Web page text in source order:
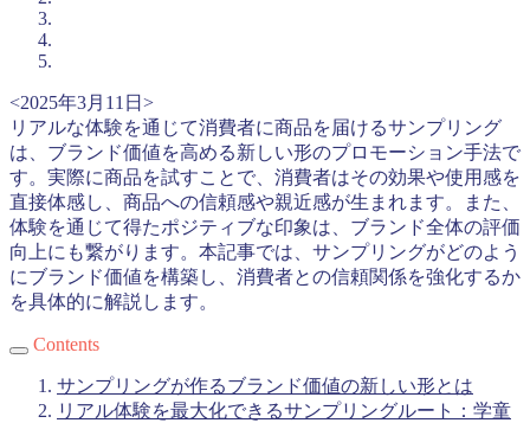
<2025年3月11日>
リアルな体験を通じて消費者に商品を届けるサンプリング
は、ブランド価値を高める新しい形のプロモーション手法で
す。実際に商品を試すことで、消費者はその効果や使用感を
直接体感し、商品への信頼感や親近感が生まれます。また、
体験を通じて得たポジティブな印象は、ブランド全体の評価
向上にも繋がります。本記事では、サンプリングがどのよう
にブランド価値を構築し、消費者との信頼関係を強化するか
を具体的に解説します。
Contents
サンプリングが作るブランド価値の新しい形とは
リアル体験を最大化できるサンプリングルート：学童